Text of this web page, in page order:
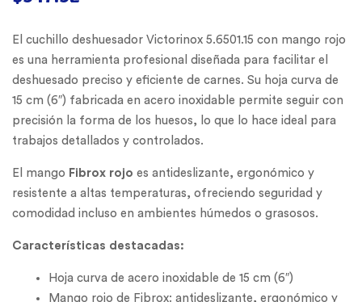
El cuchillo deshuesador Victorinox 5.6501.15 con mango rojo
es una herramienta profesional diseñada para facilitar el
deshuesado preciso y eficiente de carnes. Su hoja curva de
15 cm (6″) fabricada en acero inoxidable permite seguir con
precisión la forma de los huesos, lo que lo hace ideal para
trabajos detallados y controlados.
El mango Fibrox rojo es antideslizante, ergonómico y
resistente a altas temperaturas, ofreciendo seguridad y
comodidad incluso en ambientes húmedos o grasosos.
Características destacadas:
Hoja curva de acero inoxidable de 15 cm (6″)
Mango rojo de Fibrox: antideslizante, ergonómico y